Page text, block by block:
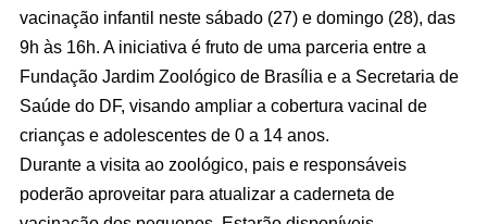
vacinação infantil neste sábado (27) e domingo (28), das
9h às 16h. A iniciativa é fruto de uma parceria entre a
Fundação Jardim Zoológico de Brasília e a Secretaria de
Saúde do DF, visando ampliar a cobertura vacinal de
crianças e adolescentes de 0 a 14 anos.
Durante a visita ao zoológico, pais e responsáveis
poderão aproveitar para atualizar a caderneta de